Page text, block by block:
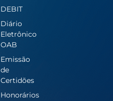
DEBIT
Diário
Eletrônico
OAB
Emissão
de
Certidões
Honorários